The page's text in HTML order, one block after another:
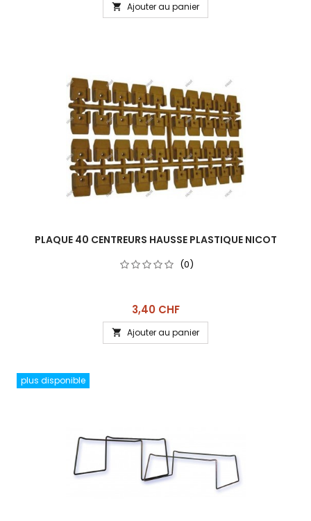
 Ajouter au panier
PLAQUE 40 CENTREURS HAUSSE PLASTIQUE NICOT
(0)
Prix
3,40 CHF
 Ajouter au panier
plus disponible